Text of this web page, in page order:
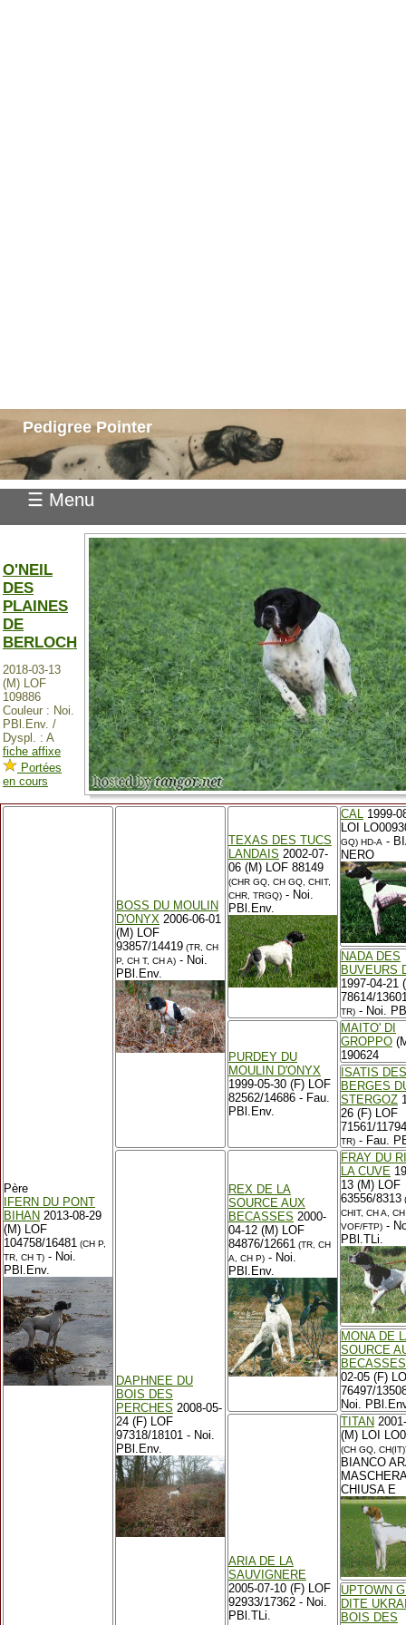
Pedigree Pointer
☰ Menu
O'NEIL
DES
PLAINES
DE
BERLOCH
2018-03-13
(M) LOF
109886
Couleur : Noi.
PBl.Env. /
Dyspl. : A
fiche affixe
Portées
en cours
Père
IFERN DU PONT
BIHAN 2013-08-29
(M) LOF
104758/16481 (CH P,
TR, CH T) - Noi.
PBl.Env.
BOSS DU MOULIN
D'ONYX 2006-06-01
(M) LOF
93857/14419 (TR, CH
P, CH T, CH A) - Noi.
PBl.Env.
TEXAS DES TUCS
LANDAIS 2002-07-
06 (M) LOF 88149
(CHR GQ, CH GQ, CHIT,
CHR, TRGQ) - Noi.
PBl.Env.
CAL 1999-
LOI
GQ) HD-A -
NERO
NADA DES
BUVEURS
1997-04-21
78614/
TR) - Noi.
PURDEY DU
MOULIN D'ONYX
1999-05-30 (F) LOF
82562/14686 - Fau.
PBl.Env.
MAITO' DI
GROPPO
190624
ISATIS DES
BERGES
STERGOZ
26 (F) LOF
71561/11794
TR) - Fau.
DAPHNEE DU
BOIS DES
PERCHES 2008-05-
24 (F) LOF
97318/18101 - Noi.
PBl.Env.
REX DE LA
SOURCE AUX
BECASSES 2000-
04-12 (M) LOF
84876/12661 (TR, CH
A, CH P) - Noi.
PBl.Env.
FRAY DU
LA CUVE
13 (M) LOF
63556/8313
CHIT, CH A,
VOF/FTP) -
PBl.TLi.
MONA DE
SOURCE
BECASSES
02-05 (F)
76497/
Noi.
ARIA DE LA
SAUVIGNERE
2005-07-10 (F) LOF
92933/17362 - Noi.
PBl.TLi.
TITAN
(M) LOI
(CH GQ,
BIANCO
CHIUSA E
UPTOWN
DITE
BOIS DES